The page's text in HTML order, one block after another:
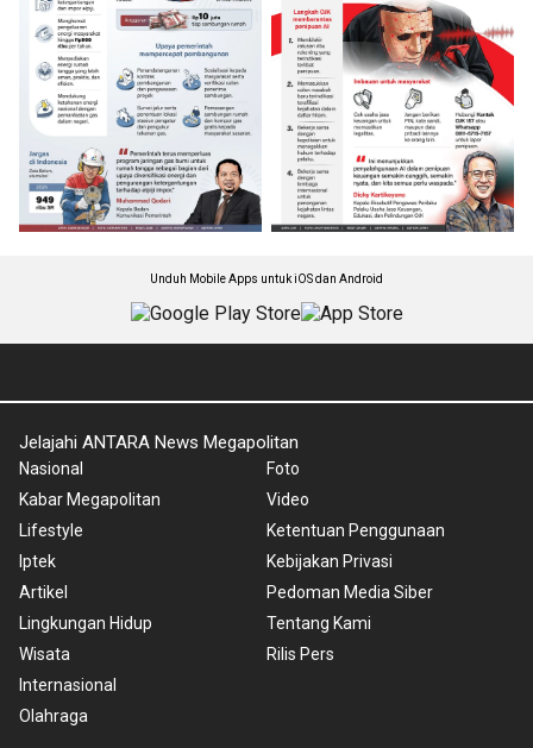
Unduh Mobile Apps untuk iOS dan Android
Jelajahi ANTARA News Megapolitan
Nasional
Kabar Megapolitan
Lifestyle
Iptek
Artikel
Lingkungan Hidup
Wisata
Internasional
Olahraga
Foto
Video
Ketentuan Penggunaan
Kebijakan Privasi
Pedoman Media Siber
Tentang Kami
Rilis Pers